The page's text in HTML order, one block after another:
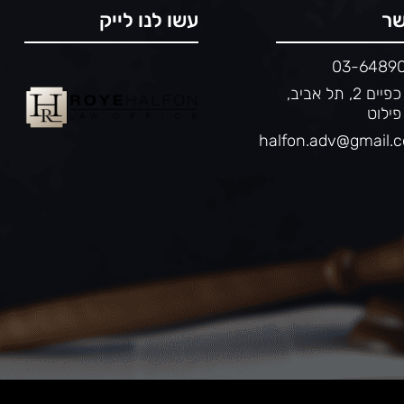
03-
יגיע כפיים 2, תל אביב,
עשו לנו לייק